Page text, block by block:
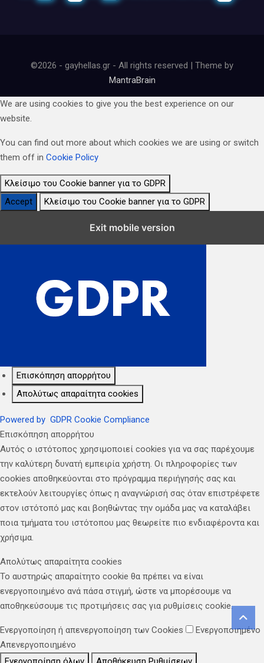
©2026 - gayhellas.gr - All rights reserved | Theme by
MantraBrain
We are using cookies to give you the best experience on our
website.
You can find out more about which cookies we are using or switch
them off in Cookie Policy
Κλείσιμο του Cookie banner για το GDPR
Accept
Κλείσιμο του Cookie banner για το GDPR
Exit mobile version
Επισκόπηση απορρήτου
Απολύτως απαραίτητα cookies
Powered by GDPR Cookie Compliance
Επισκόπηση απορρήτου
Αυτός ο ιστότοπος χρησιμοποιεί cookies για να σας παρέχουμε
την καλύτερη δυνατή εμπειρία χρήστη. Οι πληροφορίες των
cookies αποθηκεύονται στο πρόγραμμα περιήγησής σας και
εκτελούν λειτουργίες όπως η αναγνώρισή σας όταν επιστρέφετε
στον ιστότοπό μας και βοηθώντας την ομάδα μας να καταλάβει
ποια τμήματα του ιστότοπου μας θεωρείτε πιο ενδιαφέροντα και
χρήσιμα.
Απολύτως απαραίτητα cookies
Το αυστηρώς απαραίτητο cookie θα πρέπει να είναι
ενεργοποιημένο ανά πάσα στιγμή, ώστε να μπορέσουμε να
αποθηκεύσουμε τις προτιμήσεις σας για ρυθμίσεις cookie.
Ενεργοποίηση ή απενεργοποίηση των Cookies
Ενεργοποιημένο
Απενεργοποιημένο